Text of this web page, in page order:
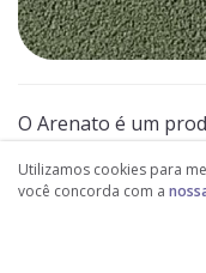
O Arenato é um
mais atraente. O
Utilizamos cookies para
você concorda com a